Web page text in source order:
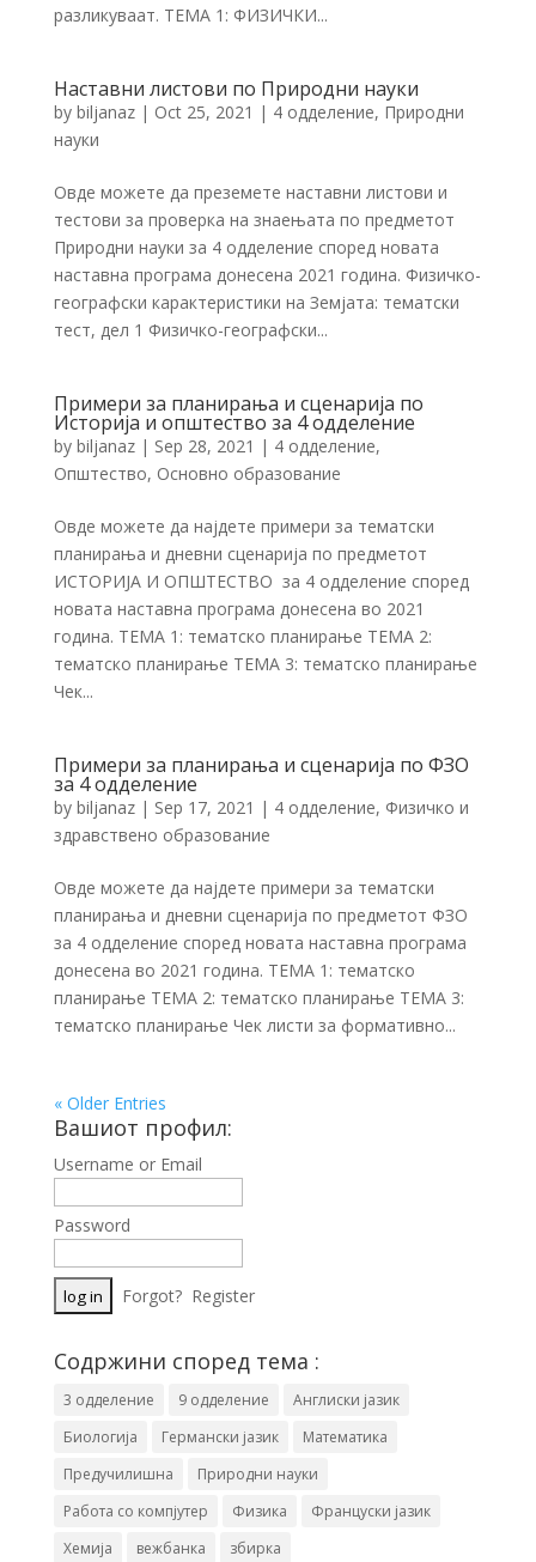
разликуваат. ТЕМА 1: ФИЗИЧКИ...
Наставни листови по Природни науки
by biljanaz| Oct 25, 2021 | 4 одделение, Природни
науки
Овде можете да преземете наставни листови и
тестови за проверка на знаењата по предметот
Природни науки за 4 одделение според новата
наставна програма донесена 2021 година. Физичко-
географски карактеристики на Земјата: тематски
тест, дел 1 Физичко-географски...
Примери за планирања и сценарија по
Историја и општество за 4 одделение
by biljanaz| Sep 28, 2021 | 4 одделение,
Општество, Основно образование
Овде можете да најдете примери за тематски
планирања и дневни сценарија по предметот
ИСТОРИЈА И ОПШТЕСТВО за 4 одделение според
новата наставна програма донесена во 2021
година. ТЕМА 1: тематско планирање ТЕМА 2:
тематско планирање ТЕМА 3: тематско планирање
Чек...
Примери за планирања и сценарија по ФЗО
за 4 одделение
by biljanaz| Sep 17, 2021 | 4 одделение, Физичко и
здравствено образование
Овде можете да најдете примери за тематски
планирања и дневни сценарија по предметот ФЗО
за 4 одделение според новата наставна програма
донесена во 2021 година. ТЕМА 1: тематско
планирање ТЕМА 2: тематско планирање ТЕМА 3:
тематско планирање Чек листи за формативно...
« Older Entries
Вашиот профил:
Username or Email
Password
Forgot? Register
Содржини според тема :
3 одделение 9 одделение
Англиски јазик
Биологија
Германски јазик
Математика
Предучилишна
Природни науки
Работа со компјутер
Физика
Француски јазик
Хемија
вежбанка збирка